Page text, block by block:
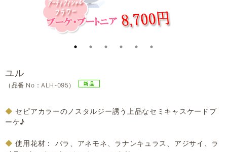
ユル
（品番 No：ALH-095）
◆ セピアカラーのノスタルジー誘う上品なセミキャスケードブ
ーケ♪
◆使用花材： バラ、アネモネ、ラナンキュラス、アジサイ、ラ